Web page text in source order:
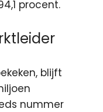
procent.
blijft
nummer